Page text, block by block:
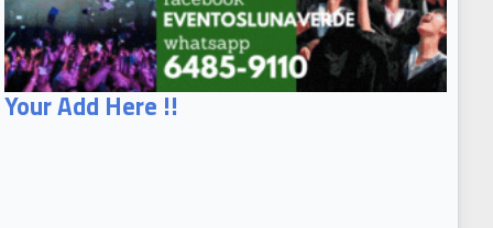
Your Add Here !!